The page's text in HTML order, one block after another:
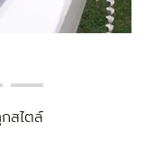
สไตล์